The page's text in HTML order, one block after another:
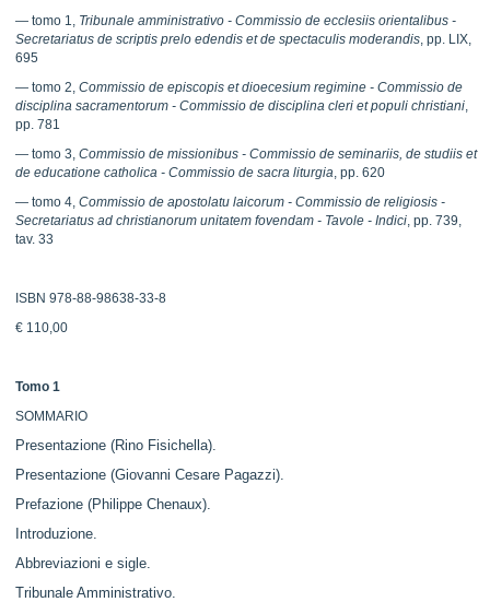
— tomo 1, Tribunale amministrativo - Commissio de ecclesiis orientalibus -
Secretariatus de scriptis prelo edendis et de spectaculis moderandis, pp. LIX,
695
— tomo 2,Commissio de episcopis et dioecesium regimine - Commissio de
disciplina sacramentorum - Commissio de disciplina cleri et populi christiani,
pp. 781
— tomo 3,Commissio de missionibus - Commissio de seminariis, de studiis et
de educatione catholica - Commissio de sacra liturgia, pp. 620
— tomo 4,Commissio de apostolatu laicorum - Commissio de religiosis -
Secretariatus ad christianorum unitatem fovendam - Tavole - Indici, pp. 739,
tav. 33
ISBN 978-88-98638-33-8
€ 110,00
Tomo 1
SOMMARIO
Presentazione (Rino Fisichella).
Presentazione (Giovanni Cesare Pagazzi).
Prefazione (Philippe Chenaux).
Introduzione.
Abbreviazioni e sigle.
Tribunale Amministrativo.